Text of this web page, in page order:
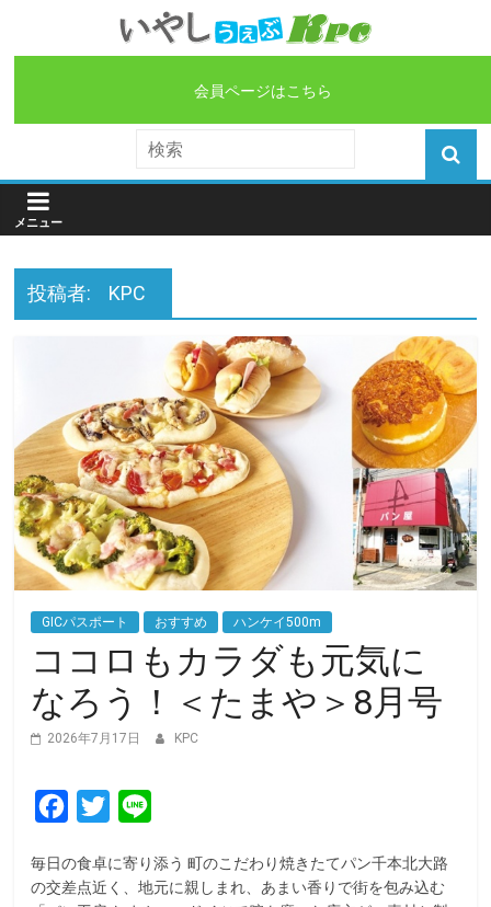
会員ページはこちら
投稿者: KPC
GICパスポート おすすめ ハンケイ500m
ココロもカラダも元気に
なろう！＜たまや＞8月号
2026年7月17日 KPC
c
T
i
n
毎日の食卓に寄り添う 町のこだわり焼きたてパン千本北大路
の交差点近く、地元に親しまれ、あまい香りで街を包み込む